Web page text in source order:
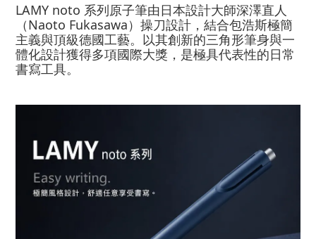
LAMY noto 系列原子筆由日本設計大師深澤直人
（ Naoto Fukasawa ）操刀設計，結合包浩斯極簡
主義與頂級德國工藝。以其創新的三角形筆身與一
體化設計獲得多項國際大獎，是極具代表性的日常
書寫工具。